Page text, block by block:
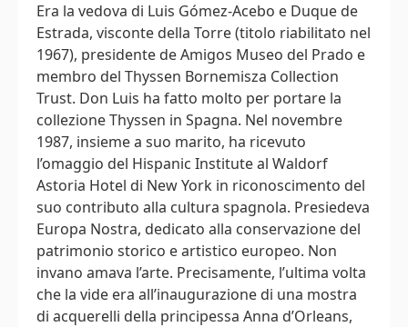
Era la vedova di Luis Gómez-Acebo e Duque de
Estrada, visconte della Torre (titolo riabilitato nel
1967), presidente de Amigos Museo del Prado e
membro del Thyssen Bornemisza Collection
Trust. Don Luis ha fatto molto per portare la
collezione Thyssen in Spagna. Nel novembre
1987, insieme a suo marito, ha ricevuto
l’omaggio del Hispanic Institute al Waldorf
Astoria Hotel di New York in riconoscimento del
suo contributo alla cultura spagnola. Presiedeva
Europa Nostra, dedicato alla conservazione del
patrimonio storico e artistico europeo. Non
invano amava l’arte. Precisamente, l’ultima volta
che la vide era all’inaugurazione di una mostra
di acquerelli della principessa Anna d’Orleans,